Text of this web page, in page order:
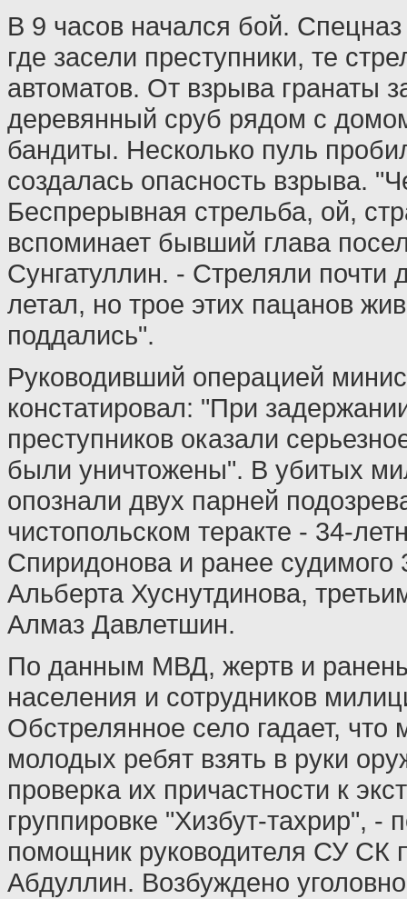
В 9 часов начался бой.
где засели преступники, те
автоматов. От взрыва гранаты
деревянный сруб рядом с
бандиты. Несколько пуль
создалась опасность взрыва.
Беспрерывная стрельба, ой,
вспоминает бывший глава
Сунгатуллин. - Стреляли почти
летал, но трое этих пацанов
поддались".
Руководивший операцией
констатировал: "При
преступников оказали
были уничтожены". В убитых
опознали двух парней
чистопольском теракте - 34-
Спиридонова и ранее судимого
Альберта Хуснутдинова,
Алмаз Давлетшин.
По данным МВД, жертв и
населения и сотрудников
Обстрелянное село гадает, что
молодых ребят взять в руки
проверка их причастности к
группировке "Хизбут-тахрир", -
помощник руководителя СУ СК
Абдуллин. Возбуждено